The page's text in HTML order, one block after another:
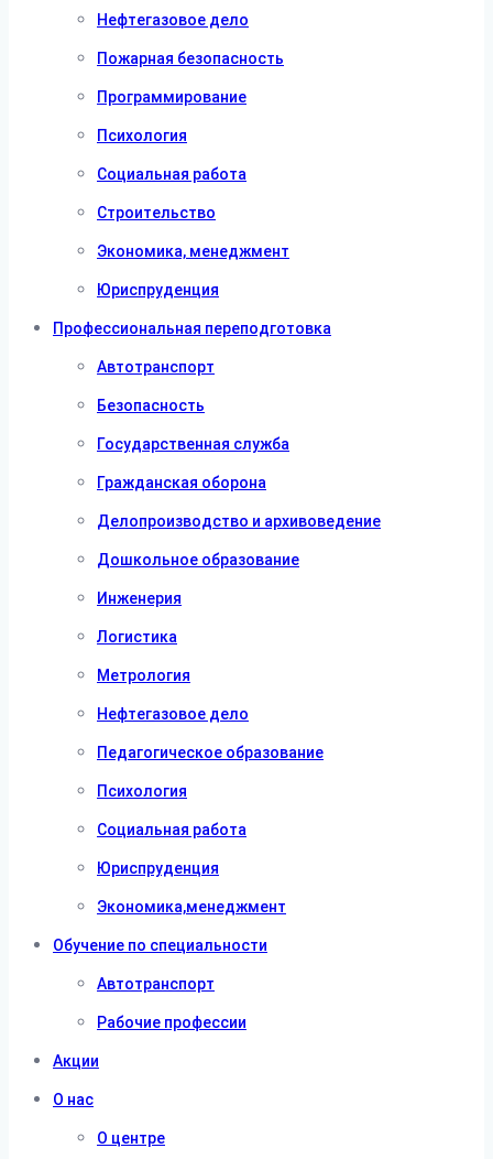
Нефтегазовое дело
Пожарная безопасность
Программирование
Психология
Социальная работа
Строительство
Экономика, менеджмент
Юриспруденция
Профессиональная переподготовка
Автотранспорт
Безопасность
Государственная служба
Гражданская оборона
Делопроизводство и архивоведение
Дошкольное образование
Инженерия
Логистика
Метрология
Нефтегазовое дело
Педагогическое образование
Психология
Социальная работа
Юриспруденция
Экономика,менеджмент
Обучение по специальности
Автотранспорт
Рабочие профессии
Акции
О нас
О центре